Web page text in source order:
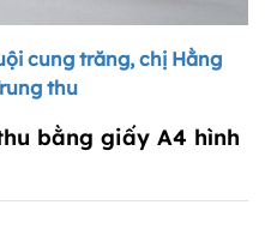
cung trăng, chị Hằng
thu
bằng giấy A4 hình